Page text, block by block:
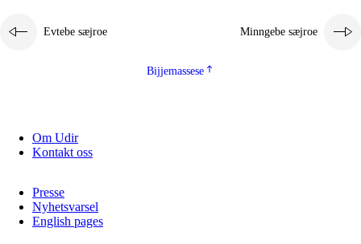
Evtebe sæjroe Minngebe sæjroe
Bijjemassese
Om Udir
Kontakt oss
Presse
Nyhetsvarsel
English pages